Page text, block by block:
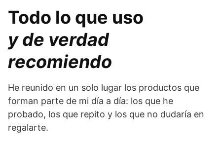
Todo lo que uso
y de verdad
recomiendo
He reunido en un solo lugar los productos que
forman parte de mi día a día: los que he
probado, los que repito y los que no dudaría en
regalarte.